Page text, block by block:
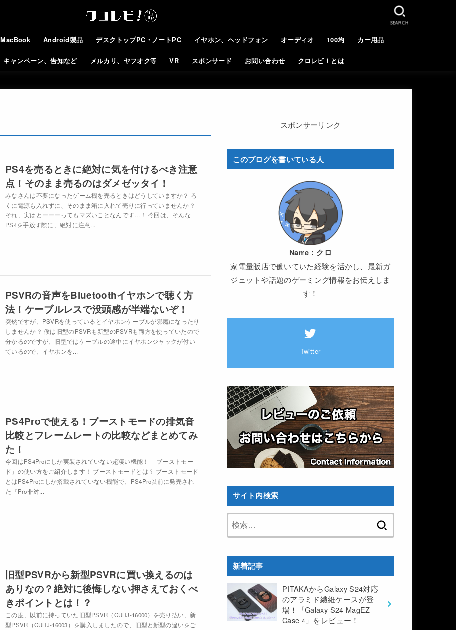
MacBook Android製品 デスクトップPC・ノートPC イヤホン、ヘッドフォン オーディオ 100均 カー用品
キャンペーン、告知など メルカリ、ヤフオク等 VR スポンサード お問い合わせ クロレビ！とは
SEARCH
PS4を売るときに絶対に気を付けるべき注意
点！そのまま売るのはダメゼッタイ！
みなさんは不要になったゲーム機を売るときはどうしていますか？ ろ
くに電源も入れずに、そのまま箱に入れて売りに行っていませんか？
それ、実はとーーーってもマズいことなんです…！ 今回は、そんな
PS4を手放す際に、絶対に注意...
PSVRの音声をBluetoothイヤホンで聴く方
法！ケーブルレスで没頭感が半端ないぞ！
突然ですが、PSVRを使っているとイヤホンケーブルが邪魔になったり
しませんか？ 僕は旧型のPSVRも新型のPSVRも両方を使っていたので
分かるのですが、旧型ではケーブルの途中にイヤホンジャックが付い
ているので、イヤホンを...
PS4Proで使える！ブーストモードの排気音
比較とフレームレートの比較などまとめてみ
た！
今回はPS4Proにしか実装されていない超凄い機能！ 「ブーストモー
ド」の使い方をご紹介します！ ブーストモードとは？ ブーストモード
とはPS4Proにしか搭載されていない機能で、PS4Pro以前に発売され
た『Pro非対...
旧型PSVRから新型PSVRに買い換えるのは
ありなの？絶対に後悔しない押さえておくべ
きポイントとは！？
この度、以前に持っていた旧型PSVR（CUHJ-16000）を売り払い、新
型PSVR（CUHJ-16003）を購入しましたので、旧型と新型の違いをご
スポンサーリンク
このブログを書いている人
Name： クロ
家電量販店で働いていた経験を活かし、最新ガ
ジェットや話題のゲーミング情報をお伝えしま
す！
Twitter
サイト内検索
新着記事
PITAKAからGalaxy S24対応
のアラミド繊維ケースが登
場！「Galaxy S24 MagEZ
Case 4」をレビュー！